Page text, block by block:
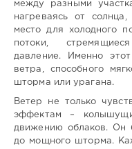
между разными
нагреваясь от
место для холодного
потоки,
давление. Именно
ветра, способного
шторма или урагана.
Ветер не только
эффектам –
движению облаков. Он
до мощного шторма.